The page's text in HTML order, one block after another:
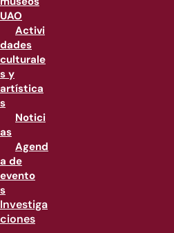
UAO
Activi
dades
culturale
s y
artística
s
Notici
as
Agend
a de
evento
s
Investiga
ciones